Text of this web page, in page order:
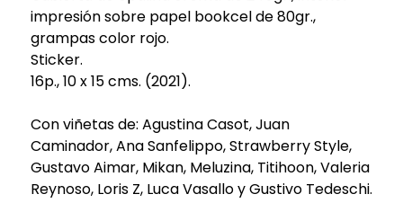
impresión sobre papel bookcel de 80gr.,
grampas color rojo.
Sticker.
16p., 10 x 15 cms. (2021).
Con viñetas de: Agustina Casot, Juan
Caminador, Ana Sanfelippo, Strawberry Style,
Gustavo Aimar, Mikan, Meluzina, Titihoon, Valeria
Reynoso, Loris Z, Luca Vasallo y Gustivo Tedeschi.